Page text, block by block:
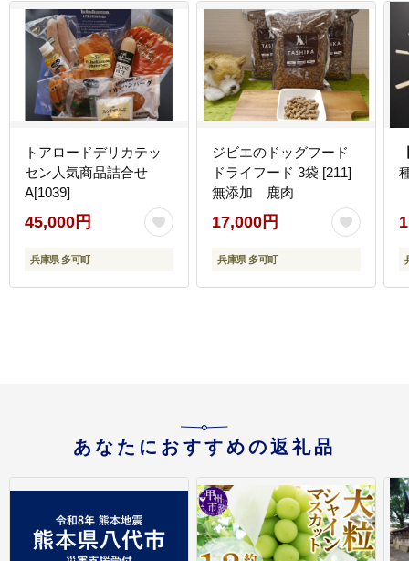
トアロードデリカテッ
セン人気商品詰合せ
A[1039]
45,000円
兵庫県 多可町
ジビエのドッグフード
ドライフード 3袋 [211]
無添加 鹿肉
17,000円
兵庫県 多可町
あなたにおすすめの返礼品